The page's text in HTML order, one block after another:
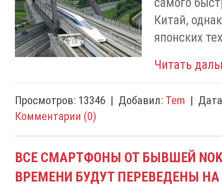
Китай,
японских
Читать
Просмотров: 13346 | Добавил: Tem |
Комментарии (0)
ВСЕ СМАРТФОНЫ ОТ БЫВШЕЙ
ВРЕМЕНИ БУДУТ ПЕРЕВЕДЕНЫ НА